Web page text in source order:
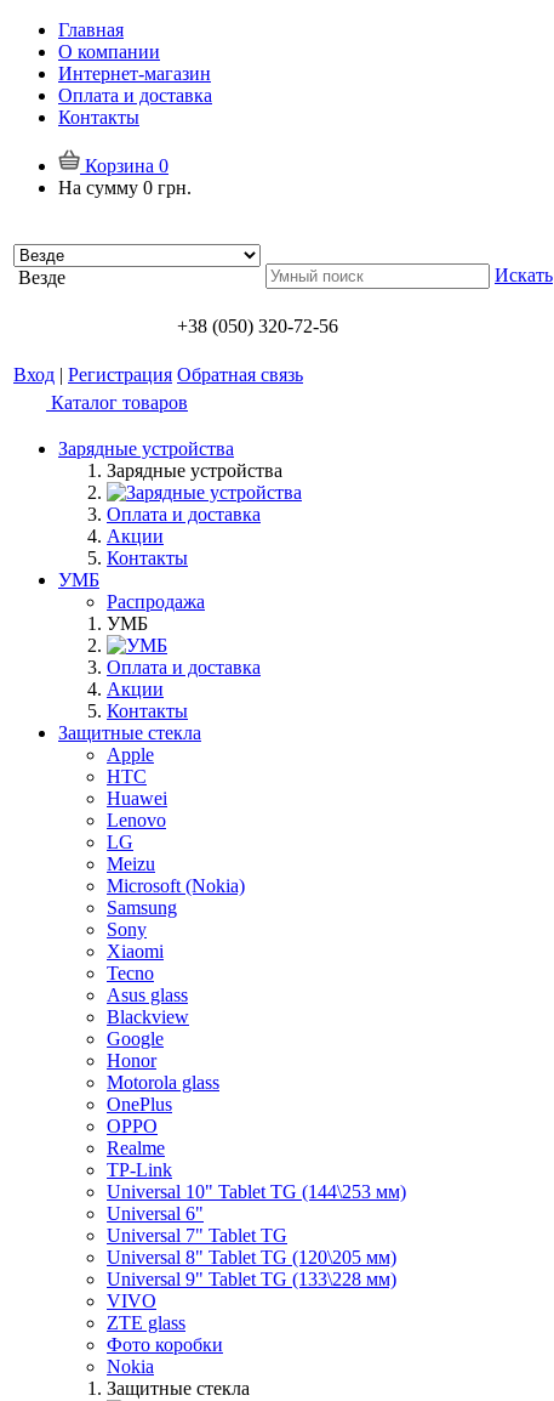
Главная
О компании
Интернет-магазин
Оплата и доставка
Контакты
Корзина 0
На сумму 0 грн.
Везде Искать
+38 (050) 320-72-56
Вход | Регистрация Обратная связь
Каталог товаров
Зарядные устройства
Зарядные устройства
Оплата и доставка
Акции
Контакты
УМБ
Распродажа
УМБ
Оплата и доставка
Акции
Контакты
Защитные стекла
Apple
HTC
Huawei
Lenovo
LG
Meizu
Microsoft (Nokia)
Samsung
Sony
Xiaomi
Tecno
Asus glass
Blackview
Google
Honor
Motorola glass
OnePlus
OPPO
Realme
TP-Link
Universal 10" Tablet TG (144\253 мм)
Universal 6"
Universal 7" Tablet TG
Universal 8" Tablet TG (120\205 мм)
Universal 9" Tablet TG (133\228 мм)
VIVO
ZTE glass
Фото коробки
Nokia
Защитные стекла